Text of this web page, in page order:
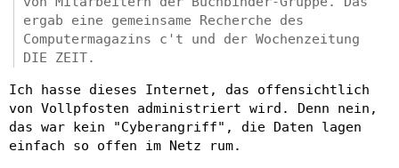
ergab eine gemeinsame Recherche des
Computermagazins c't und der Wochenzeitung
DIE ZEIT.
Ich hasse dieses Internet, das offensichtlich
von Vollpfosten administriert wird. Denn nein,
das war kein "Cyberangriff", die Daten lagen
einfach so offen im Netz rum.